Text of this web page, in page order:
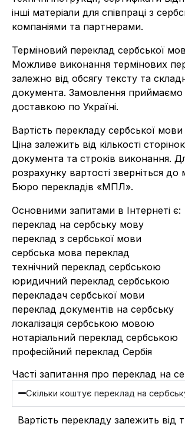
інші матеріали для співпраці з
компаніями та партнерами.
Терміновий переклад сербської
Можливе виконання термінових
залежно від обсягу тексту та
документа. Замовлення приймаємо
доставкою по Україні.
Вартість перекладу сербської мови
Ціна залежить від кількості
документа та строків виконання.
розрахунку вартості зверніться
Бюро перекладів «МПЛ».
Основними запитами в Інтернеті є:
переклад на сербську мову
переклад з сербської мови
сербська мова переклад
технічний переклад сербською
юридичний переклад сербською
перекладач сербської мови
переклад документів на сербську
локалізація сербською мовою
нотаріальний переклад сербською
професійний переклад Сербія
Часті запитання про переклад на
Скільки коштує переклад на
Вартість перекладу залежить від